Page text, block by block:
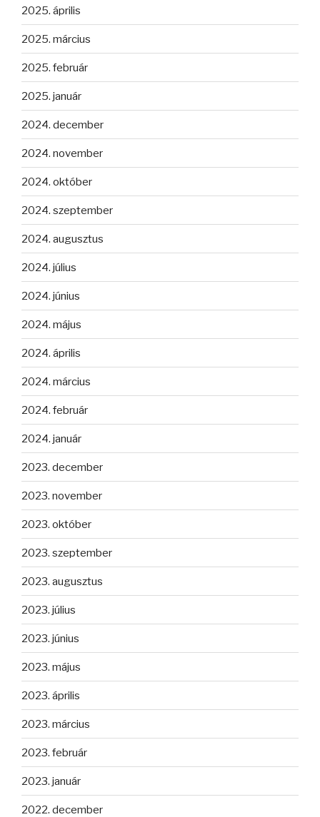
2025. április
2025. március
2025. február
2025. január
2024. december
2024. november
2024. október
2024. szeptember
2024. augusztus
2024. július
2024. június
2024. május
2024. április
2024. március
2024. február
2024. január
2023. december
2023. november
2023. október
2023. szeptember
2023. augusztus
2023. július
2023. június
2023. május
2023. április
2023. március
2023. február
2023. január
2022. december